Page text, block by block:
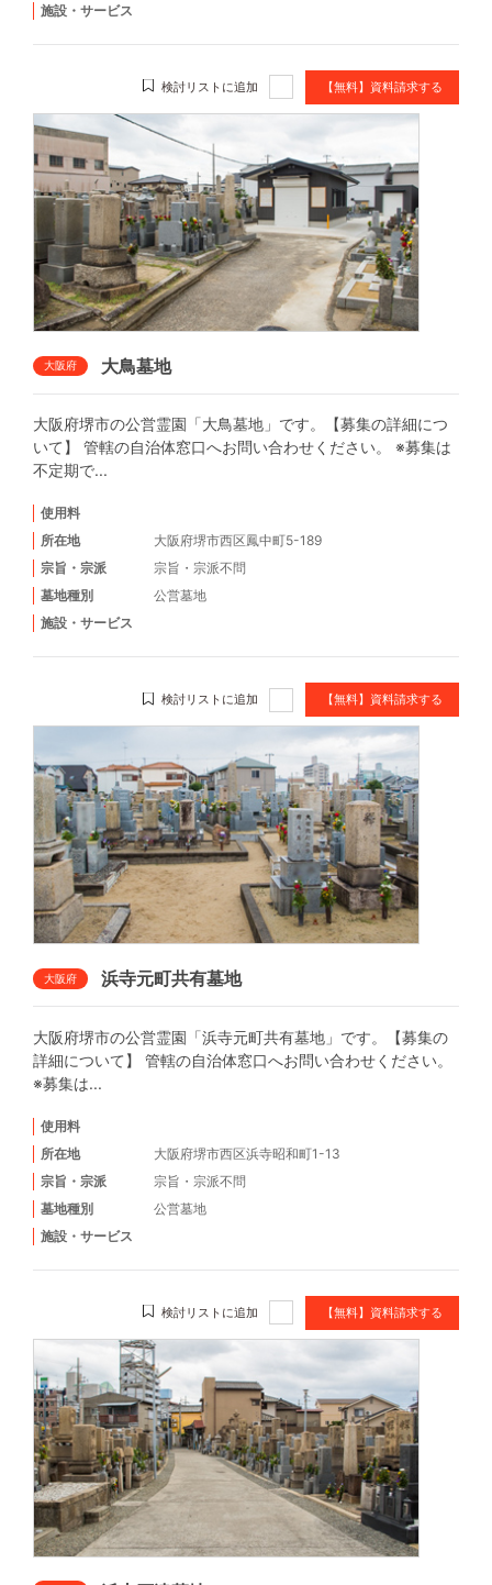
施設・サービス
検討リストに追加 【無料】資料請求する
大阪府 大鳥墓地
大阪府堺市の公営霊園「大鳥墓地」です。【募集の詳細につ
いて】 管轄の自治体窓口へお問い合わせください。 ※募集は
不定期で...
使用料
所在地
大阪府堺市西区鳳中町5-189
宗旨・宗派
宗旨・宗派不問
墓地種別
公営墓地
施設・サービス
検討リストに追加 【無料】資料請求する
大阪府 浜寺元町共有墓地
大阪府堺市の公営霊園「浜寺元町共有墓地」です。【募集の
詳細について】 管轄の自治体窓口へお問い合わせください。
※募集は...
使用料
所在地
大阪府堺市西区浜寺昭和町1-13
宗旨・宗派
宗旨・宗派不問
墓地種別
公営墓地
施設・サービス
検討リストに追加 【無料】資料請求する